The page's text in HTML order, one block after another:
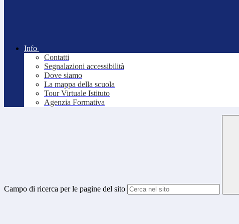
Info
Contatti
Segnalazioni accessibilità
Dove siamo
La mappa della scuola
Tour Virtuale Istituto
Agenzia Formativa
Campo di ricerca per le pagine del sito